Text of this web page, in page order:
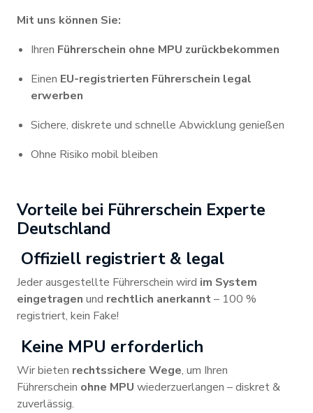
Mit uns können Sie:
Ihren Führerschein ohne MPU zurückbekommen
Einen EU-registrierten Führerschein legal
erwerben
Sichere, diskrete und schnelle Abwicklung genießen
Ohne Risiko mobil bleiben
Vorteile bei Führerschein Experte
Deutschland
Offiziell registriert & legal
Jeder ausgestellte Führerschein wird im System
eingetragen und rechtlich anerkannt– 100 %
registriert, kein Fake!
Keine MPU erforderlich
Wir bieten rechtssichere Wege, um Ihren
Führerschein ohne MPU wiederzuerlangen – diskret &
zuverlässig.